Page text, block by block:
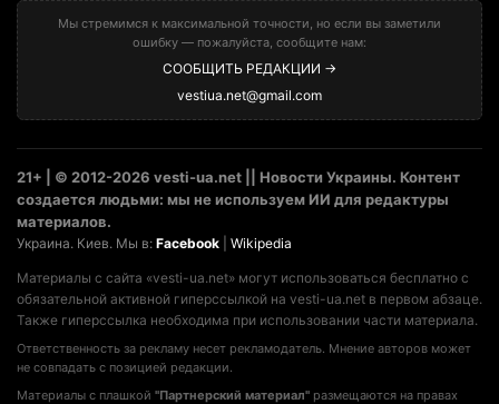
Мы стремимся к максимальной точности, но если вы заметили
ошибку — пожалуйста, сообщите нам:
СООБЩИТЬ РЕДАКЦИИ →
vestiua.net@gmail.com
21+ | © 2012-2026 vesti-ua.net || Новости Украины. Контент
создается людьми: мы не используем ИИ для редактуры
материалов.
Украина. Киев. Мы в: Facebook Wikipedia
Материалы с сайта «vesti-ua.net» могут использоваться бесплатно с
обязательной активной гиперссылкой на vesti-ua.net в первом абзаце.
Также гиперссылка необходима при использовании части материала.
Ответственность за рекламу несет рекламодатель. Мнение авторов может
не совпадать с позицией редакции.
Материалы с плашкой "Партнерский материал" размещаются на правах